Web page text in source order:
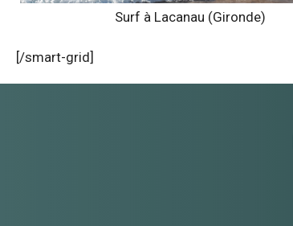
Surf à Lacanau (Gironde)
[/smart-grid]